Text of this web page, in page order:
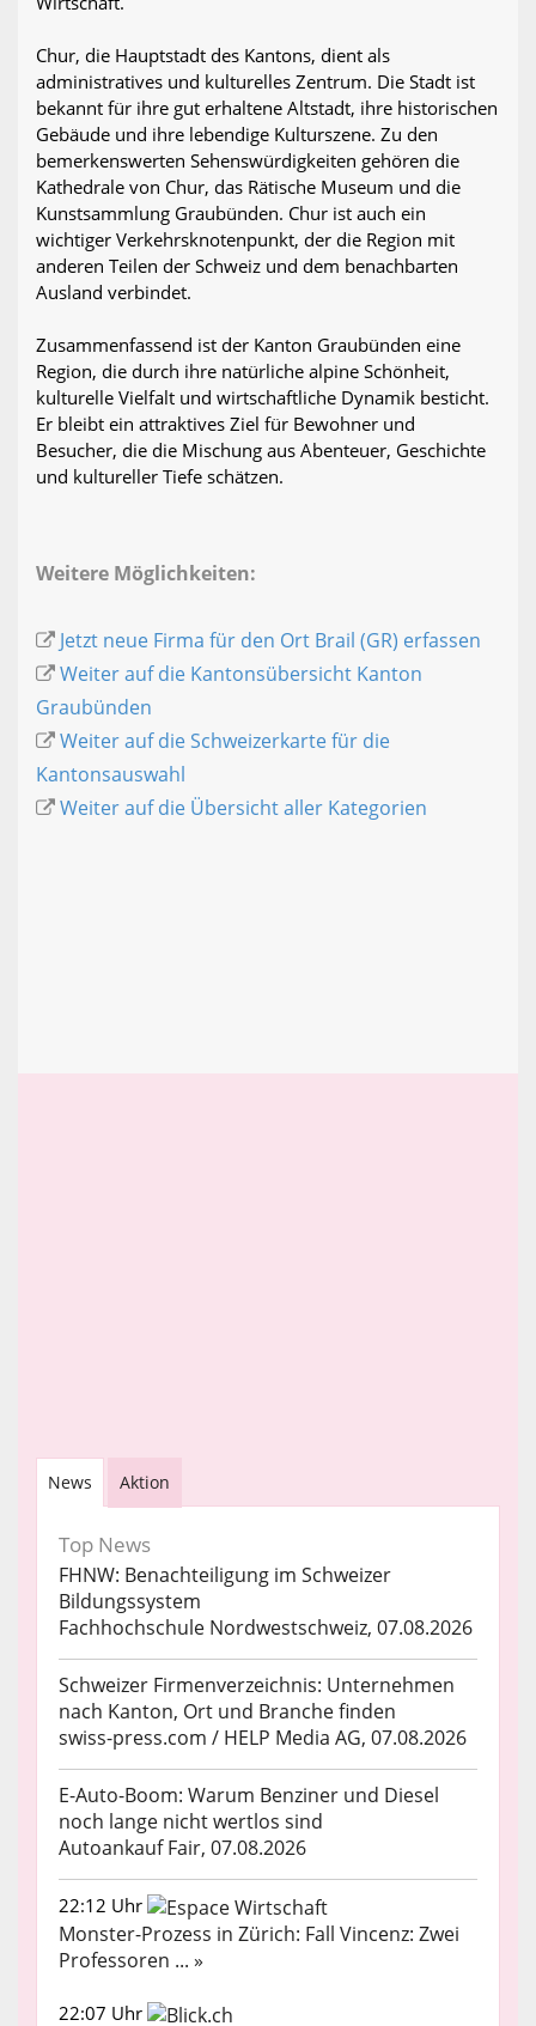
Chur, die Hauptstadt des Kantons, dient als
administratives und kulturelles Zentrum. Die Stadt ist
bekannt für ihre gut erhaltene Altstadt, ihre historischen
Gebäude und ihre lebendige Kulturszene. Zu den
bemerkenswerten Sehenswürdigkeiten gehören die
Kathedrale von Chur, das Rätische Museum und die
Kunstsammlung Graubünden. Chur ist auch ein
wichtiger Verkehrsknotenpunkt, der die Region mit
anderen Teilen der Schweiz und dem benachbarten
Ausland verbindet.
Zusammenfassend ist der Kanton Graubünden eine
Region, die durch ihre natürliche alpine Schönheit,
kulturelle Vielfalt und wirtschaftliche Dynamik besticht.
Er bleibt ein attraktives Ziel für Bewohner und
Besucher, die die Mischung aus Abenteuer, Geschichte
und kultureller Tiefe schätzen.
Weitere Möglichkeiten:
Jetzt neue Firma für den Ort Brail (GR) erfassen
Weiter auf die Kantonsübersicht Kanton
Graubünden
Weiter auf die Schweizerkarte für die
Kantonsauswahl
Weiter auf die Übersicht aller Kategorien
News Aktion
Top News
FHNW: Benachteiligung im Schweizer
Bildungssystem
Fachhochschule Nordwestschweiz, 07.08.2026
Schweizer Firmenverzeichnis: Unternehmen
nach Kanton, Ort und Branche finden
swiss-press.com / HELP Media AG, 07.08.2026
E-Auto-Boom: Warum Benziner und Diesel
noch lange nicht wertlos sind
Autoankauf Fair, 07.08.2026
22:12 Uhr
Monster-Prozess in Zürich: Fall Vincenz: Zwei
Professoren ... »
22:07 Uhr